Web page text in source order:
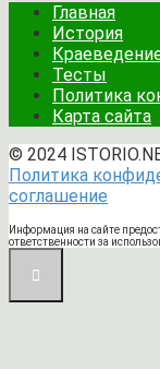
Главная
История
Тесты
Политика
Карта сайта
© 2024
Политика
соглашение
Информация на сайте
ответственности за